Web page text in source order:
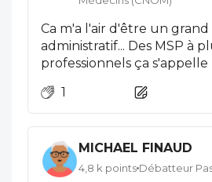
Ca m'a l'air d'être un
administratif... Des MSP à
professionnels ça
quand je lis plus loin que
MSP ont 15.000 patients je
patients suivis, on a vu
Ensuite, si les patients sont
1
MICHAEL FINAUD
4,8 k points Débatteur